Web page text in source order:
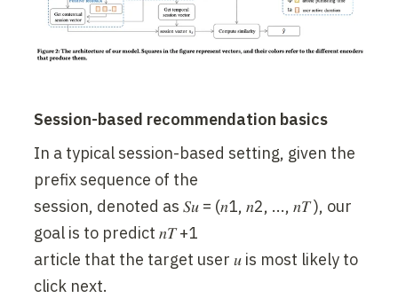
Session-based recommendation basics
In a typical session-based setting, given the
prefix sequence of the
session, denoted as 𝑆𝑢 = (𝑛1, 𝑛2, ..., 𝑛𝑇 ), our
goal is to predict 𝑛𝑇 +1
article that the target user 𝑢 is most likely to
click next.